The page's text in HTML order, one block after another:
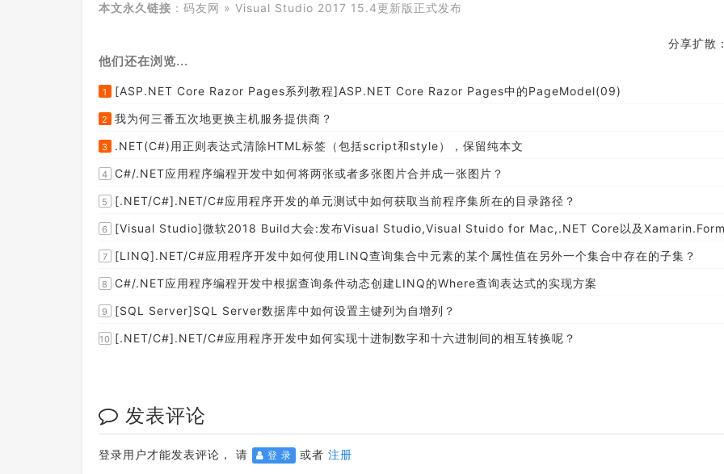
本文永久链接 ： 码友网 » Visual Studio 2017 15.4更新版正式发布
分享扩散
他们还在浏览...
1 [ASP.NET Core Razor Pages系列教程]ASP.NET Core Razor Pages中的PageModel(09)
2 我为何三番五次地更换主机服务提供商？
3 .NET(C#)用正则表达式清除HTML标签（包括script和style），保留纯本文
4 C#/.NET应用程序编程开发中如何将两张或者多张图片合并成一张图片？
5 [.NET/C#].NET/C#应用程序开发的单元测试中如何获取当前程序集所在的目录路径？
6 [Visual Studio]微软2018 Build大会:发布Visual Studio,Visual Stuido for Mac,.NET Core以及Xamarin.Forms的最新版本及
7 [LINQ].NET/C#应用程序开发中如何使用LINQ查询集合中元素的某个属性值在另外一个集合中存在的子集？
8 C#/.NET应用程序编程开发中根据查询条件动态创建LINQ的Where查询表达式的实现方案
9 [SQL Server]SQL Server数据库中如何设置主键列为自增列？
10 [.NET/C#].NET/C#应用程序开发中如何实现十进制数字和十六进制间的相互转换呢？
发表评论
登录用户才能发表评论， 请 登 录 或者 注册